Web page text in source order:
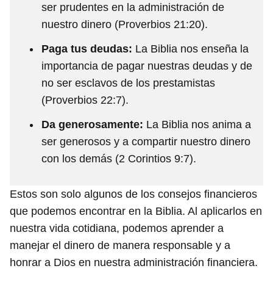
ser prudentes en la administración de
nuestro dinero (Proverbios 21:20).
Paga tus deudas: La Biblia nos enseña la
importancia de pagar nuestras deudas y de
no ser esclavos de los prestamistas
(Proverbios 22:7).
Da generosamente: La Biblia nos anima a
ser generosos y a compartir nuestro dinero
con los demás (2 Corintios 9:7).
Estos son solo algunos de los consejos financieros
que podemos encontrar en la Biblia. Al aplicarlos en
nuestra vida cotidiana, podemos aprender a
manejar el dinero de manera responsable y a
honrar a Dios en nuestra administración financiera.